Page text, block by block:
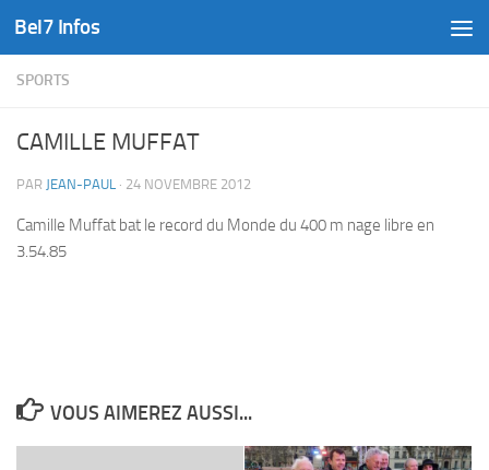
Skip to content
Bel7 Infos
SPORTS
CAMILLE MUFFAT
PAR JEAN-PAUL · 24 NOVEMBRE 2012
Camille Muffat bat le record du Monde du 400 m nage libre en
3.54.85
VOUS AIMEREZ AUSSI...